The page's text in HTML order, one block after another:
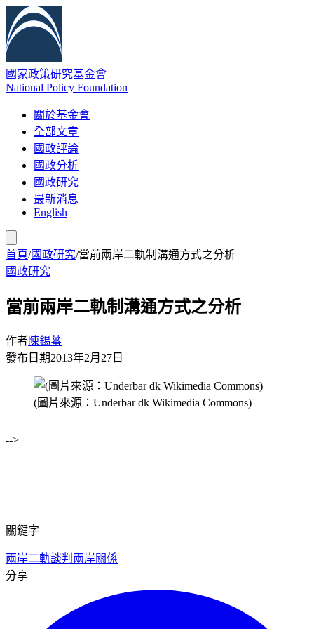
國家政策研究基金會
National Policy Foundation
關於基金會
全部文章
國政評論
國政分析
國政研究
最新消息
English
首頁/國政研究/當前兩岸二軌制溝通方式之分析
國政研究
當前兩岸二軌制溝通方式之分析
作者陳錫蕃
發布日期2013年2月27日
(圖片來源：Underbar dk Wikimedia Commons)
-->
關鍵字
兩岸二軌談判 兩岸關係
分享